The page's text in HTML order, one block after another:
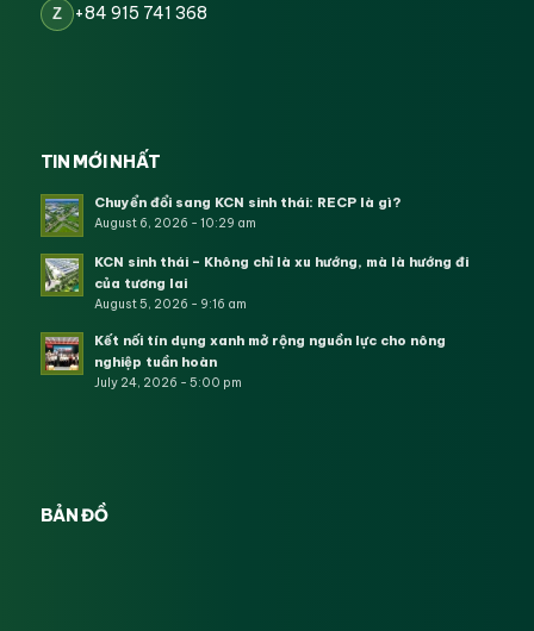
Z +84 915 741 368
TIN MỚI NHẤT
Chuyển đổi sang KCN sinh thái: RECP là gì?
August 6, 2026 - 10:29 am
KCN sinh thái – Không chỉ là xu hướng, mà là hướng đi
của tương lai
August 5, 2026 - 9:16 am
Kết nối tín dụng xanh mở rộng nguồn lực cho nông
nghiệp tuần hoàn
July 24, 2026 - 5:00 pm
BẢN ĐỒ